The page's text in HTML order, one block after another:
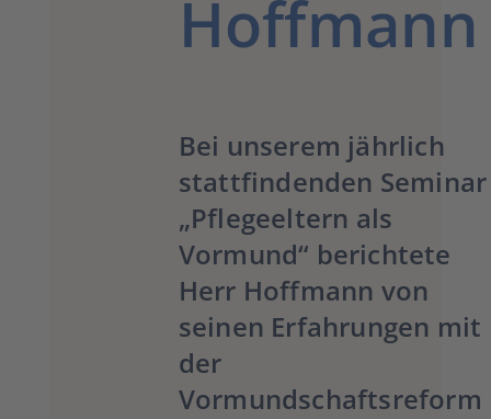
Hoffmann
Bei unserem jährlich
stattfindenden Seminar
„Pflegeeltern als
Vormund“ berichtete
Herr Hoffmann von
seinen Erfahrungen mit
der
Vormundschaftsreform